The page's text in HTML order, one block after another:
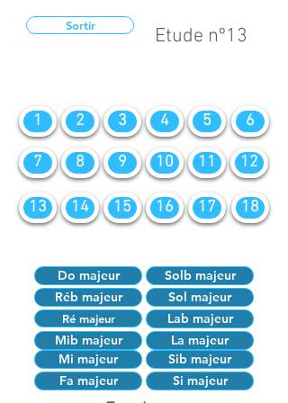
Sortir Etude nº13
1 2 3 4 5 6
7 8 9 10 11 12
13 14 15 16 17 18
Do majeur
Solb majeur
Réb majeur
Sol majeur
Ré majeur
Lab majeur
Mib majeur
Mi majeur
La majeur
Sib majeur
Fa majeur
Si majeur